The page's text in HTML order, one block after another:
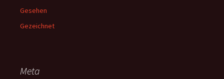
Gesehen
Gezeichnet
Meta